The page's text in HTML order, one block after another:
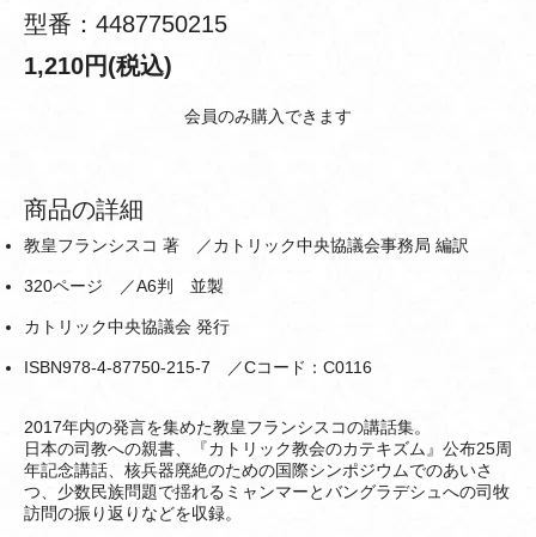
型番：4487750215
1,210円(税込)
会員のみ購入できます
商品の詳細
教皇フランシスコ 著 ／カトリック中央協議会事務局 編訳
320ページ ／A6判 並製
カトリック中央協議会 発行
ISBN978-4-87750-215-7 ／Cコード：C0116
2017年内の発言を集めた教皇フランシスコの講話集。
日本の司教への親書、『カトリック教会のカテキズム』公布25周
年記念講話、核兵器廃絶のための国際シンポジウムでのあいさ
つ、少数民族問題で揺れるミャンマーとバングラデシュへの司牧
訪問の振り返りなどを収録。